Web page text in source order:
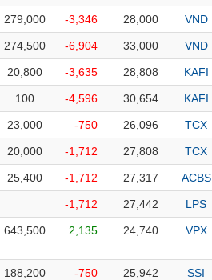
279,000 -3,346 28,000 VND
274,500 -6,904 33,000 VND
20,800 -3,635 28,808 KAFI
100 -4,596 30,654 KAFI
23,000 -750 26,096 TCX
20,000 -1,712 27,808 TCX
25,400 -1,712 27,317 ACBS
-1,712 27,442 LPS
643,500 2,135 24,740 VPX
188,200 -750 25,942 SSI
Chứng quyền Hợp đồng tương lai
lớn